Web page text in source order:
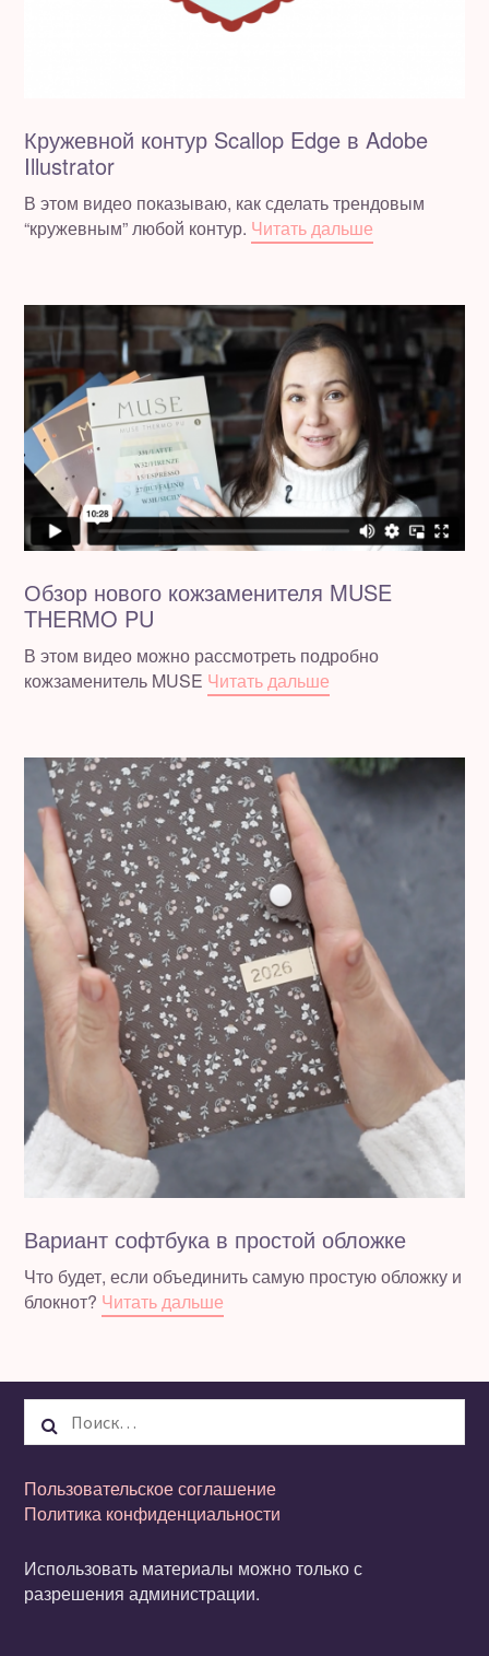
Кружевной контур Scallop Edge в Adobe
Illustrator
В этом видео показываю, как сделать трендовым
“кружевным” любой контур. Читать дальше
Обзор нового кожзаменителя MUSE
THERMO PU
В этом видео можно рассмотреть подробно
кожзаменитель MUSE Читать дальше
Вариант софтбука в простой обложке
Что будет, если объединить самую простую обложку и
блокнот? Читать дальше
Найти:
Пользовательское соглашение
Политика конфиденциальности
Использовать материалы можно только с
разрешения администрации.